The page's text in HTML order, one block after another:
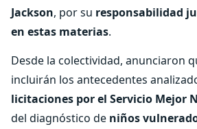
Jackson, por su responsabilidad
en estas materias.
Desde la colectividad, anunciaron
incluirán los antecedentes
licitaciones por el Servicio Mejor
del diagnóstico de niños